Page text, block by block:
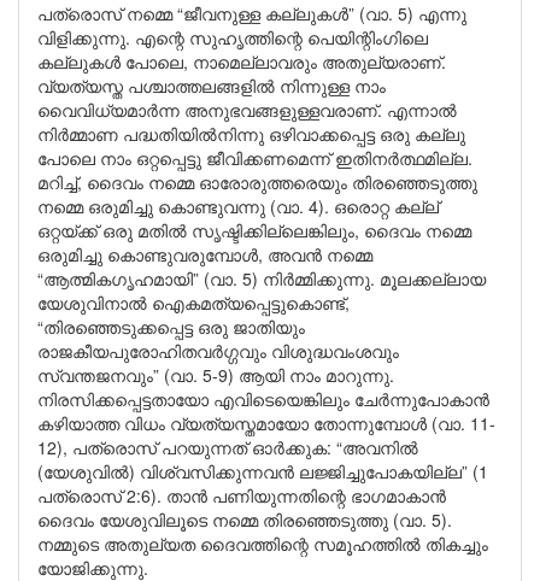
പത്രൊസ് നമ്മെ “ജീവനുള്ള കല്ലുകൾ” (വാ. 5) എന്നു
വിളിക്കുന്നു. എന്റെ സുഹൃത്തിന്റെ പെയിന്റിംഗിലെ
കല്ലുകൾ പോലെ, നാമെല്ലാവരും അതുല്യരാണ്.
വ്യത്യസ്ത പശ്ചാത്തലങ്ങളിൽ നിന്നുള്ള നാം
വൈവിധ്യമാർന്ന അനുഭവങ്ങളുള്ളവരാണ്. എന്നാൽ
നിർമ്മാണ പദ്ധതിയിൽനിന്നു ഒഴിവാക്കപ്പെട്ട ഒരു കല്ലു
പോലെ നാം ഒറ്റപ്പെട്ടു ജീവിക്കണമെന്ന് ഇതിനർത്ഥമില്ല.
മറിച്ച്, ദൈവം നമ്മെ ഓരോരുത്തരെയും തിരഞ്ഞെടുത്തു
നമ്മെ ഒരുമിച്ചു കൊണ്ടുവന്നു (വാ. 4). ഒരൊറ്റ കല്ല്
ഒറ്റയ്ക്ക് ഒരു മതിൽ സൃഷ്ടിക്കില്ലെങ്കിലും, ദൈവം നമ്മെ
ഒരുമിച്ചു കൊണ്ടുവരുമ്പോൾ, അവൻ നമ്മെ
“ആത്മികഗൃഹമായി” (വാ. 5) നിർമ്മിക്കുന്നു. മൂലക്കല്ലായ
യേശുവിനാൽ ഐകമത്യപ്പെട്ടുകൊണ്ട്,
“തിരഞ്ഞെടുക്കപ്പെട്ട ഒരു ജാതിയും
രാജകീയപുരോഹിതവർഗ്ഗവും വിശുദ്ധവംശവും
സ്വന്തജനവും” (വാ. 5-9) ആയി നാം മാറുന്നു.
നിരസിക്കപ്പെട്ടതായോ എവിടെയെങ്കിലും ചേർന്നുപോകാൻ
കഴിയാത്ത വിധം വ്യത്യസ്തമായോ തോന്നുമ്പോൾ (വാ. 11-
12), പത്രൊസ് പറയുന്നത് ഓർക്കുക: “അവനിൽ
(യേശുവിൽ) വിശ്വസിക്കുന്നവൻ ലജ്ജിച്ചുപോകയില്ല” (1
പത്രൊസ് 2:6). താൻ പണിയുന്നതിന്റെ ഭാഗമാകാൻ
ദൈവം യേശുവിലൂടെ നമ്മെ തിരഞ്ഞെടുത്തു (വാ. 5).
നമ്മുടെ അതുല്യത ദൈവത്തിന്റെ സമൂഹത്തിൽ തികച്ചും
യോജിക്കുന്നു.